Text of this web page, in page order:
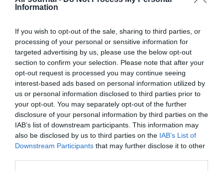
Information
If you wish to opt-out of the sale, sharing to third parties, or
processing of your personal or sensitive information for
targeted advertising by us, please use the below opt-out
section to confirm your selection. Please note that after your
opt-out request is processed you may continue seeing
interest-based ads based on personal information utilized by
us or personal information disclosed to third parties prior to
your opt-out. You may separately opt-out of the further
disclosure of your personal information by third parties on the
IAB’s list of downstream participants. This information may
also be disclosed by us to third parties on the IAB’s List of
Downstream Participants that may further disclose it to other
NOUS SOUTENIR
DERNIERS COMMENTAIRES